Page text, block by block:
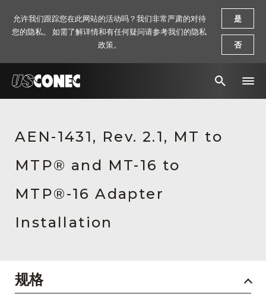
解决方案
产品
资源
关于我们
English Website
应用工程指导书 (AENs)
AEN-1431, Rev. 2.1, MT to
MTP® and MT-16 to
MTP®-16 Adapter
Installation
规格
允许我们跟踪您在此网站的活动吗？我们非常严肃的对待
您的隐私。 如需了解详情和有任何疑问请参考我们的隐私
政策。
是
否